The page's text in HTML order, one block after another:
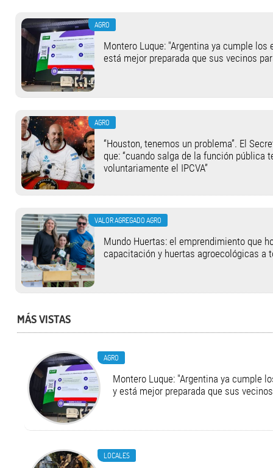
AGRO
Montero Luque: "Argentina ya cumple los
está mejor preparada que sus vecinos
AGRO
“Houston, tenemos un problema”. El
que: “cuando salga de la función pública
voluntariamente el IPCVA”
VALOR AGREGADO AGRO
Mundo Huertas: el emprendimiento que
capacitación y huertas agroecológicas a
MÁS VISTAS
AGRO
Montero Luque: "Argentina ya cumple
y está mejor preparada que sus
LOCALES